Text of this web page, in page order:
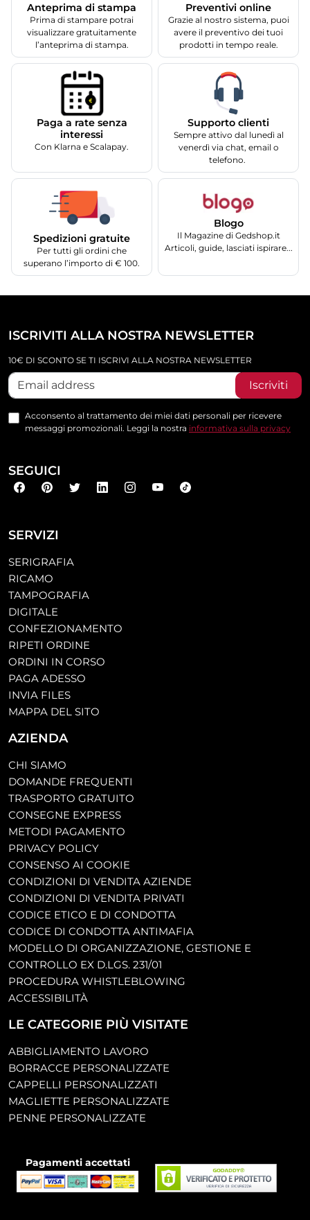
Anteprima di stampa
Prima di stampare potrai
visualizzare gratuitamente
l’anteprima di stampa.
Preventivi online
Grazie al nostro sistema, puoi
avere il preventivo dei tuoi
prodotti in tempo reale.
Paga a rate senza
interessi
Con Klarna e Scalapay.
Supporto clienti
Sempre attivo dal lunedì al
venerdì via chat, email o
telefono.
Spedizioni gratuite
Per tutti gli ordini che
superano l’importo di € 100.
Blogo
Il Magazine di Gedshop.it
Articoli, guide, lasciati ispirare...
SERVIZI
SERIGRAFIA
RICAMO
TAMPOGRAFIA
DIGITALE
CONFEZIONAMENTO
RIPETI ORDINE
ORDINI IN CORSO
PAGA ADESSO
INVIA FILES
MAPPA DEL SITO
AZIENDA
CHI SIAMO
DOMANDE FREQUENTI
TRASPORTO GRATUITO
CONSEGNE EXPRESS
METODI PAGAMENTO
PRIVACY POLICY
CONSENSO AI COOKIE
CONDIZIONI DI VENDITA AZIENDE
CONDIZIONI DI VENDITA PRIVATI
CODICE ETICO E DI CONDOTTA
CODICE DI CONDOTTA ANTIMAFIA
MODELLO DI ORGANIZZAZIONE, GESTIONE E
CONTROLLO EX D.LGS. 231/01
PROCEDURA WHISTLEBLOWING
ACCESSIBILITÀ
LE CATEGORIE PIÙ VISITATE
ABBIGLIAMENTO LAVORO
BORRACCE PERSONALIZZATE
CAPPELLI PERSONALIZZATI
MAGLIETTE PERSONALIZZATE
PENNE PERSONALIZZATE
ISCRIVITI ALLA NOSTRA NEWSLETTER
10€ DI SCONTO SE TI ISCRIVI ALLA NOSTRA NEWSLETTER
Iscriviti
Acconsento al trattamento dei miei dati personali per ricevere
messaggi promozionali. Leggi la nostra informativa sulla privacy
SEGUICI
Pagamenti accettati